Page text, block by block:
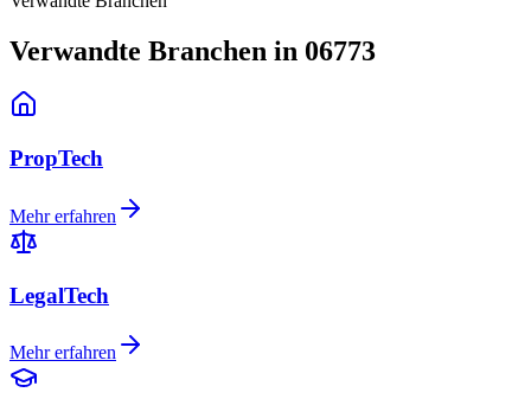
Verwandte Branchen in 06773
PropTech
Mehr erfahren
LegalTech
Mehr erfahren